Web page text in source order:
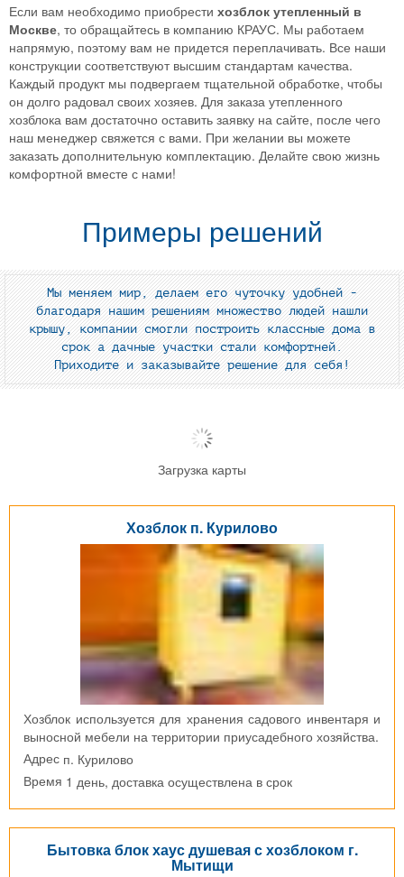
Если вам необходимо приобрести хозблок утепленный в
Москве, то обращайтесь в компанию КРАУС. Мы работаем
напрямую, поэтому вам не придется переплачивать. Все наши
конструкции соответствуют высшим стандартам качества.
Каждый продукт мы подвергаем тщательной обработке, чтобы
он долго радовал своих хозяев. Для заказа утепленного
хозблока вам достаточно оставить заявку на сайте, после чего
наш менеджер свяжется с вами. При желании вы можете
заказать дополнительную комплектацию. Делайте свою жизнь
комфортной вместе с нами!
Примеры решений
Мы меняем мир, делаем его чуточку удобней -
благодаря нашим решениям множество людей нашли
крышу, компании смогли построить классные дома в
срок а дачные участки стали комфортней.
Приходите и заказывайте решение для себя!
Загрузка карты
Хозблок п. Курилово
Хозблок используется для хранения садового инвентаря и
выносной мебели на территории приусадебного хозяйства.
Адрес п. Курилово
Время 1 день, доставка осуществлена в срок
Бытовка блок хаус душевая с хозблоком г.
Мытищи